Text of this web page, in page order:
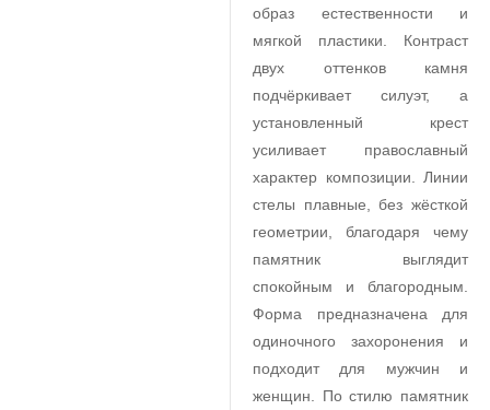
образ естественности и
мягкой пластики. Контраст
двух оттенков камня
подчёркивает силуэт, а
установленный крест
усиливает православный
характер композиции. Линии
стелы плавные, без жёсткой
геометрии, благодаря чему
памятник выглядит
спокойным и благородным.
Форма предназначена для
одиночного захоронения и
подходит для мужчин и
женщин. По стилю памятник